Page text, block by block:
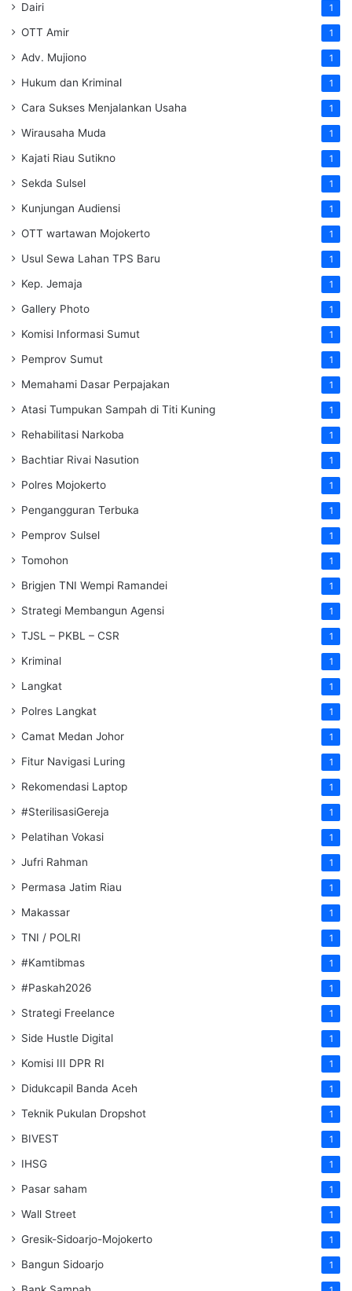
Dairi 1
OTT Amir 1
Adv. Mujiono 1
Hukum dan Kriminal 1
Cara Sukses Menjalankan Usaha 1
Wirausaha Muda 1
Kajati Riau Sutikno 1
Sekda Sulsel 1
Kunjungan Audiensi 1
OTT wartawan Mojokerto 1
Usul Sewa Lahan TPS Baru 1
Kep. Jemaja 1
Gallery Photo 1
Komisi Informasi Sumut 1
Pemprov Sumut 1
Memahami Dasar Perpajakan 1
Atasi Tumpukan Sampah di Titi Kuning 1
Rehabilitasi Narkoba 1
Bachtiar Rivai Nasution 1
Polres Mojokerto 1
Pengangguran Terbuka 1
Pemprov Sulsel 1
Tomohon 1
Brigjen TNI Wempi Ramandei 1
Strategi Membangun Agensi 1
TJSL – PKBL – CSR 1
Kriminal 1
Langkat 1
Polres Langkat 1
Camat Medan Johor 1
Fitur Navigasi Luring 1
Rekomendasi Laptop 1
#SterilisasiGereja 1
Pelatihan Vokasi 1
Jufri Rahman 1
Permasa Jatim Riau 1
Makassar 1
TNI / POLRI 1
#Kamtibmas 1
#Paskah2026 1
Strategi Freelance 1
Side Hustle Digital 1
Komisi III DPR RI 1
Didukcapil Banda Aceh 1
Teknik Pukulan Dropshot 1
BIVEST 1
IHSG 1
Pasar saham 1
Wall Street 1
Gresik-Sidoarjo-Mojokerto 1
Bangun Sidoarjo 1